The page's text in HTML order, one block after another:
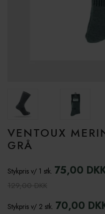
VENTOUX
GRÅ
Stykpris v/ 1 stk. 75,00
129,00 DKK
Stykpris v/ 2 stk. 70,00